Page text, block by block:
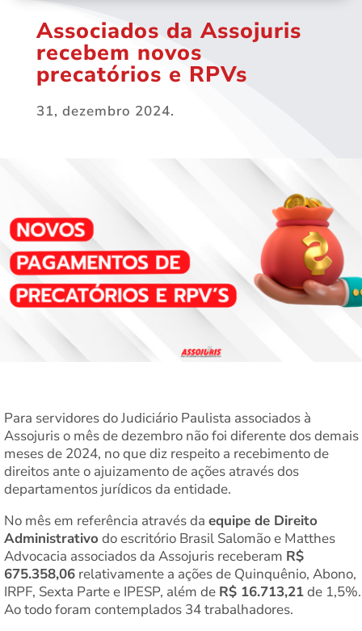
Associados da Assojuris
recebem novos
precatórios e RPVs
31, dezembro 2024.
Para servidores do Judiciário Paulista associados à
Assojuris o mês de dezembro não foi diferente dos demais
meses de 2024, no que diz respeito a recebimento de
direitos ante o ajuizamento de ações através dos
departamentos jurídicos da entidade.
No mês em referência através da equipe de Direito
Administrativo do escritório Brasil Salomão e Matthes
Advocacia associados da Assojuris receberam R$
675.358,06 relativamente a ações de Quinquênio, Abono,
IRPF, Sexta Parte e IPESP, além de R$ 16.713,21de 1,5%.
Ao todo foram contemplados 34 trabalhadores.